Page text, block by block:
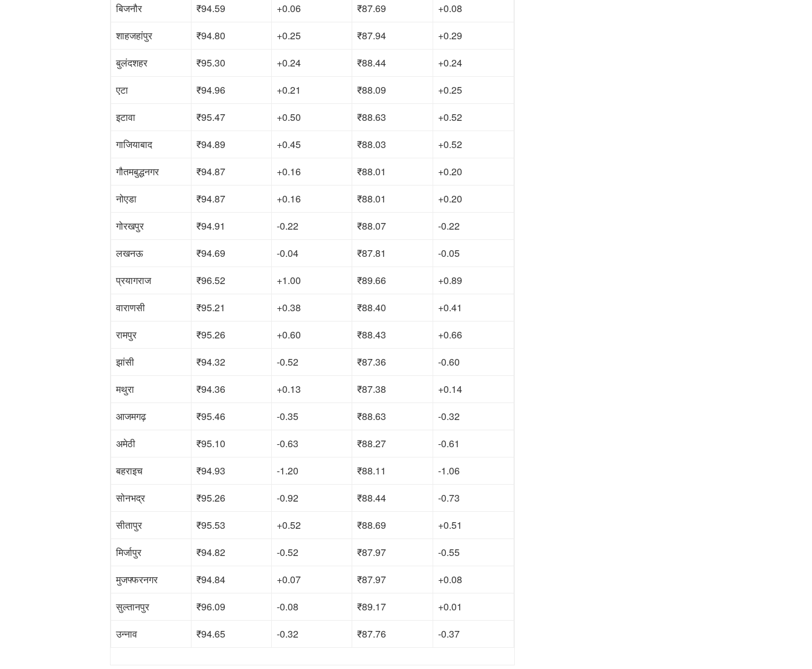
बिजनौर
₹94.59 +0.06 ₹87.69
+0.08
शाहजहांपुर
₹94.80 +0.25 ₹87.94
+0.29
बुलंदशहर
₹95.30 +0.24 ₹88.44
+0.24
एटा
₹94.96 +0.21 ₹88.09
+0.25
इटावा
₹95.47 +0.50 ₹88.63
+0.52
गाजियाबाद
₹94.89 +0.45 ₹88.03
+0.52
गौतमबुद्धनगर
₹94.87 +0.16 ₹88.01
+0.20
नोएडा
₹94.87 +0.16 ₹88.01
+0.20
गोरखपुर
₹94.91 -0.22 ₹88.07
-0.22
लखनऊ
₹94.69 -0.04 ₹87.81
-0.05
प्रयागराज
₹96.52 +1.00 ₹89.66
+0.89
वाराणसी
₹95.21 +0.38 ₹88.40
+0.41
रामपुर
₹95.26 +0.60 ₹88.43
+0.66
झांसी
₹94.32 -0.52 ₹87.36
-0.60
मथुरा
₹94.36 +0.13 ₹87.38
+0.14
आजमगढ़
₹95.46 -0.35 ₹88.63
-0.32
अमेठी
₹95.10 -0.63 ₹88.27
-0.61
बहराइच
₹94.93 -1.20 ₹88.11
-1.06
सोनभद्र
₹95.26 -0.92 ₹88.44
-0.73
सीतापुर
₹95.53 +0.52 ₹88.69
+0.51
मिर्जापुर
₹94.82 -0.52 ₹87.97
-0.55
मुजफ्फरनगर
₹94.84 +0.07 ₹87.97
+0.08
सुल्तानपुर
₹96.09 -0.08 ₹89.17
+0.01
उन्नाव
₹94.65 -0.32 ₹87.76 -0.37